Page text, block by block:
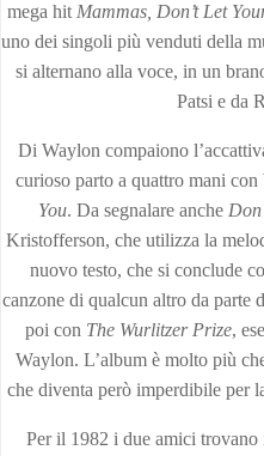
mega hit Mammas, Don’t Let
uno dei singoli più venduti della
si alternano alla voce, in un
Patsi e da
Di Waylon compaiono
curioso parto a quattro mani
You. Da segnalare anche
Kristofferson, che utilizza la
nuovo testo, che si conclude
canzone di qualcun altro da parte
poi con The Wurlitzer Prize,
Waylon. L’album è molto più
che diventa però imperdibile per
Per il 1982 i due amici